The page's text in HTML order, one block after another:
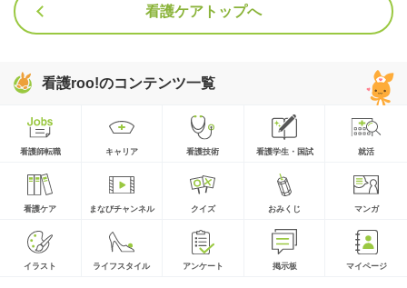
看護ケアトップへ
看護roo!のコンテンツ一覧
看護師転職 キャリア 看護技術 看護学生・国試 就活
看護ケア まなびチャンネル クイズ おみくじ マンガ
イラスト ライフスタイル アンケート 掲示板 マイページ